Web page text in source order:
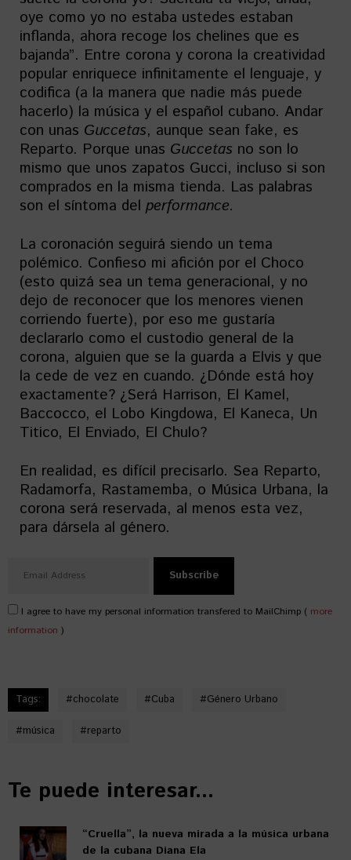
oye como yo no estaba ustedes estaban
inflanda, ahora recoge los chelines que es
bajanda”. Entre corona y corona la creatividad
popular enriquece infinitamente el lenguaje, y
codifica (a la manera que nadie más puede
hacerlo) la música y el español cubano. Andar
con unas Guccetas, aunque sean fake, es
Reparto. Porque unas Guccetas no son lo
mismo que unos zapatos Gucci, incluso si son
comprados en la misma tienda. Las palabras
son el síntoma del performance.
La coronación seguirá siendo un tema
polémico. Confieso mi afición por el Choco
(esto quizá sea un tema generacional, y no
dejo de reconocer que los menores vienen
corriendo fuerte), por eso me gustaría
declararlo como el custodio general de la
corona, alguien que se la guarda a Elvis y que
la cede de vez en cuando. ¿Dónde está hoy
exactamente? ¿Será Harrison, El Kamel,
Baccocco, el Lobo Kingdowa, El Kaneca, Un
Titico, El Enviado, El Chulo?
En realidad, es difícil precisarlo. Sea Reparto,
Radamorfa, Rastamemba, o Música Urbana, la
corona será reservada, al menos esta vez,
para dársela al género.
I agree to have my personal information transfered to MailChimp ( more
information )
Tags: #chocolate #Cuba #Género Urbano
#música #reparto
Te puede interesar...
“Cruella”, la nueva mirada a la música urbana
de la cubana Diana Ela